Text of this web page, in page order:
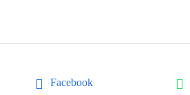
Facebook